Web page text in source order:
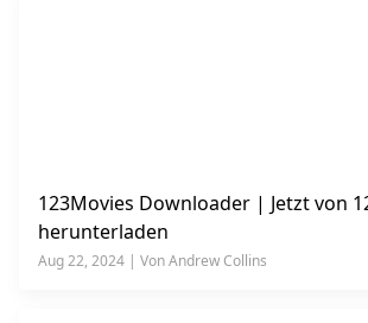
123Movies Downloader | Jetzt von
herunterladen
Aug 22, 2024 | Von Andrew Collins